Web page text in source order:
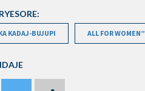
KADAJ-BUJUPI ALL FOR WOMEN”